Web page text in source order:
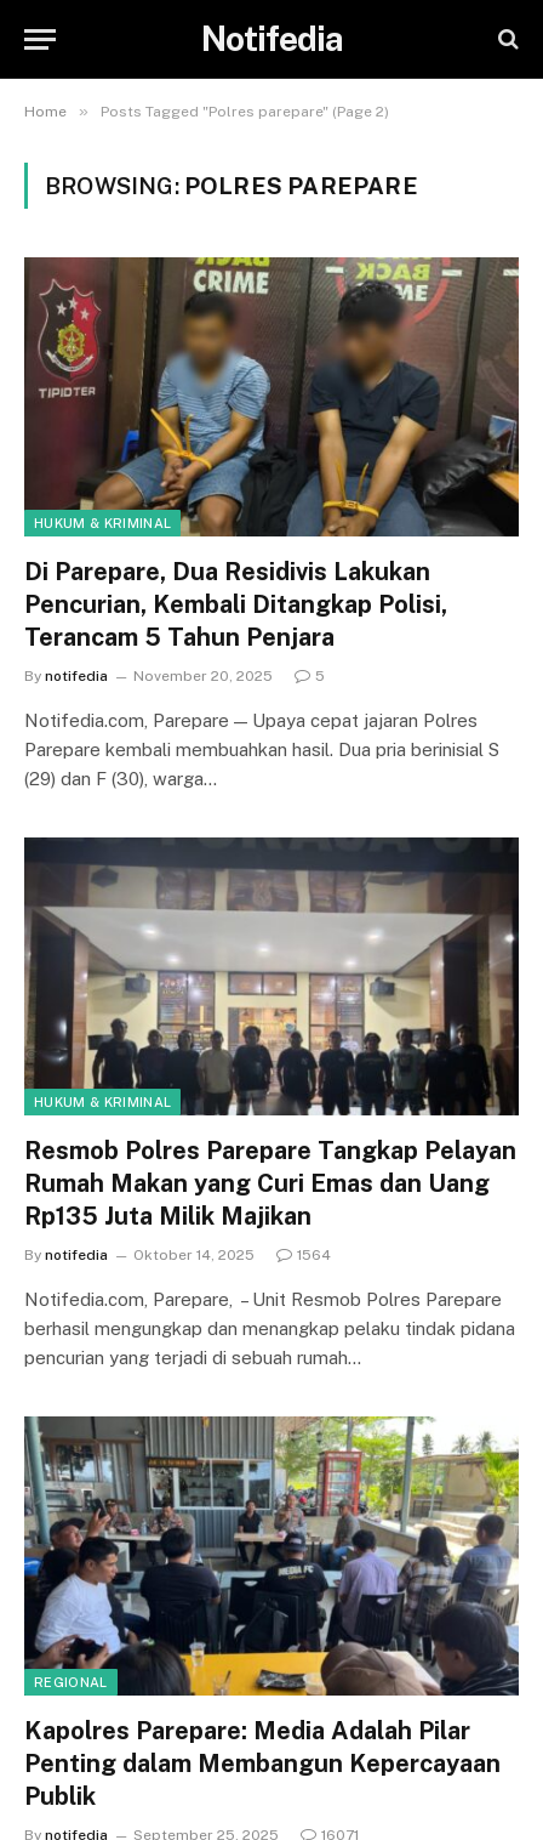
Notifedia
Home » Posts Tagged "Polres parepare" (Page 2)
BROWSING: POLRES PAREPARE
HUKUM & KRIMINAL
Di Parepare, Dua Residivis Lakukan
Pencurian, Kembali Ditangkap Polisi,
Terancam 5 Tahun Penjara
By notifedia November 20, 2025 5
Notifedia.com, Parepare — Upaya cepat jajaran Polres
Parepare kembali membuahkan hasil. Dua pria berinisial S
(29) dan F (30), warga…
HUKUM & KRIMINAL
Resmob Polres Parepare Tangkap Pelayan
Rumah Makan yang Curi Emas dan Uang
Rp135 Juta Milik Majikan
By notifedia Oktober 14, 2025 1564
Notifedia.com, Parepare, – Unit Resmob Polres Parepare
berhasil mengungkap dan menangkap pelaku tindak pidana
pencurian yang terjadi di sebuah rumah…
REGIONAL
Kapolres Parepare: Media Adalah Pilar
Penting dalam Membangun Kepercayaan
Publik
By notifedia September 25, 2025 16071